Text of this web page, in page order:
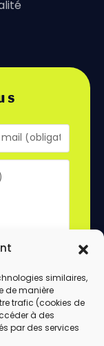
similaires,
de manière
trafic (cookies de
à des
par des services
le
données